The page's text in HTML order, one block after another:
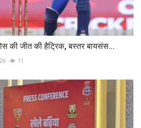
की जीत की हैट्रिक, बस्तर बायसंस...
11